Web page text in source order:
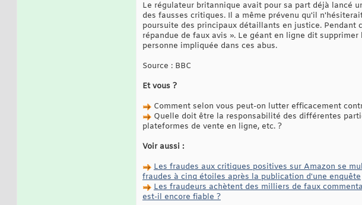
Le régulateur britannique avait pour sa part déjà lancé
des fausses critiques. Il a même prévenu qu'il
poursuite des principaux détaillants en justice. Pendant
répandue de faux avis ». Le géant en ligne dit
personne impliquée dans ces abus.
Source : BBC
Et vous ?
Comment selon vous peut-on lutter efficacement
Quelle doit être la responsabilité des différentes
plateformes de vente en ligne, etc. ?
Voir aussi :
Les fraudes aux critiques positives sur Amazon se
fraudes à cinq étoiles après la publication d'une enquête
Les fraudeurs achètent des milliers de faux
est-il encore fiable ?